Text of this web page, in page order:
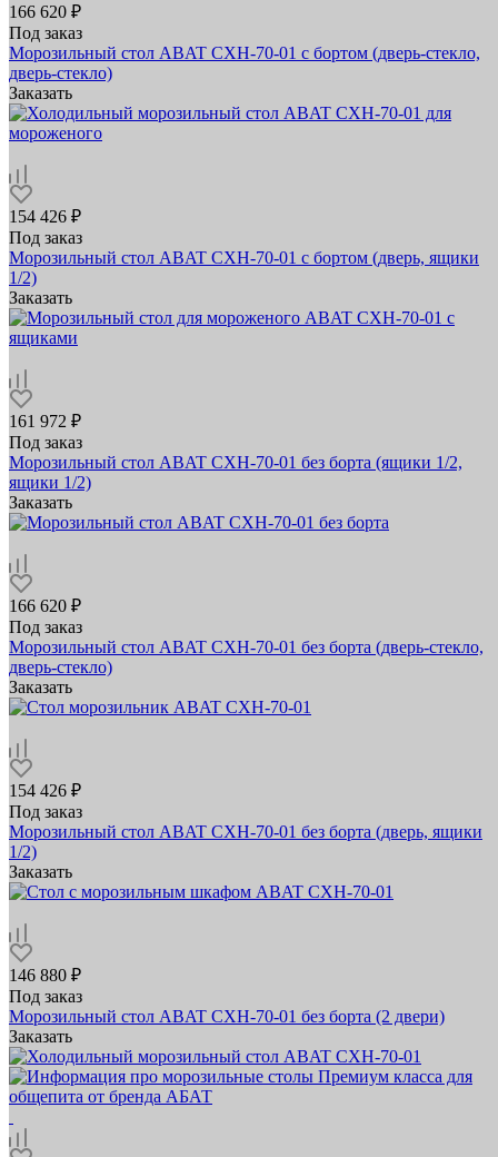
166 620 ₽
Под заказ
Морозильный стол ABAT СХН-70-01 с бортом (дверь-стекло,
дверь-стекло)
Заказать
154 426 ₽
Под заказ
Морозильный стол ABAT СХН-70-01 с бортом (дверь, ящики
1/2)
Заказать
161 972 ₽
Под заказ
Морозильный стол ABAT СХН-70-01 без борта (ящики 1/2,
ящики 1/2)
Заказать
166 620 ₽
Под заказ
Морозильный стол ABAT СХН-70-01 без борта (дверь-стекло,
дверь-стекло)
Заказать
154 426 ₽
Под заказ
Морозильный стол ABAT СХН-70-01 без борта (дверь, ящики
1/2)
Заказать
146 880 ₽
Под заказ
Морозильный стол ABAT СХН-70-01 без борта (2 двери)
Заказать